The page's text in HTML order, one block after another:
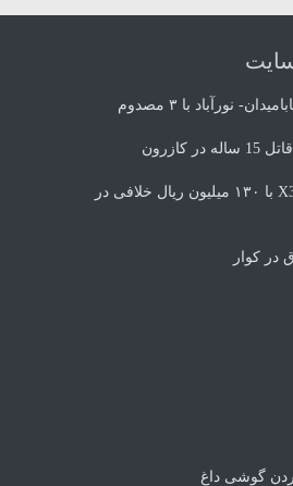
سایت
توقیف خودروی ام‌وی‌ام X33 با ۱۳۰ میلیون ریال خلافی در
در کوار
گوشی داغ